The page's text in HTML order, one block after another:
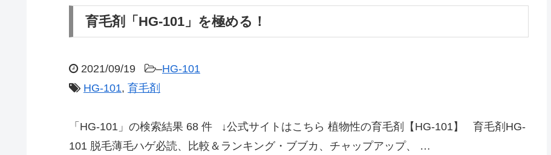
育毛剤「HG-101」を極める！
2021/09/19 –HG-101
HG-101, 育毛剤
「HG-101」の検索結果 68 件 ↓公式サイトはこちら 植物性の育毛剤【HG-101】 育毛剤HG-
101 脱毛薄毛ハゲ必読、比較＆ランキング・ブブカ、チャップアップ、 …